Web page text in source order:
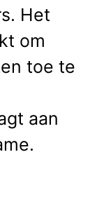
Het
om
toe te
aan